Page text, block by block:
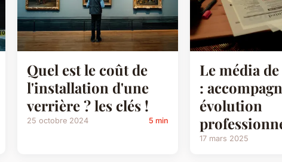
Quel est le coût de
l'installation d'une
verrière ? les clés !
25 octobre 2024 5 min
Le média
:
évolution
17 mars 2025